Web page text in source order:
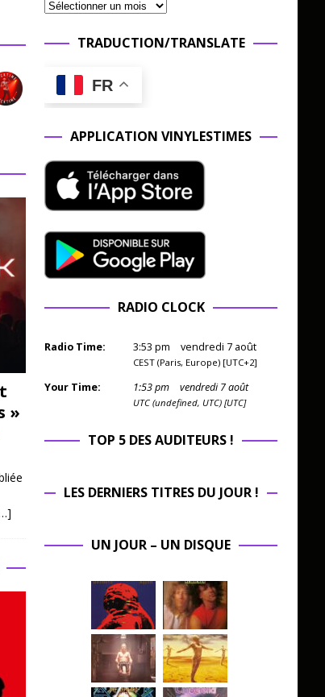
»
TRADUCTION/TRANSLATE
FR
APPLICATION VINYLESTIMES
RADIO CLOCK
Radio Time: 3:53 pm vendredi 7 août
CEST (Paris, Europe) [UTC+2]
Your Time: 1:53pm vendredi 7 août
UTC (undefined, UTC) [UTC]
TOP 5 DES AUDITEURS !
LES DERNIERS TITRES DU JOUR !
UN JOUR – UN DISQUE